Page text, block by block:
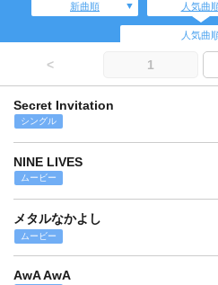
新曲順 人気曲
人気曲
< 1
Secret Invitation
シングル
NINE LIVES
ムービー
メタルなかよし
ムービー
AwA AwA